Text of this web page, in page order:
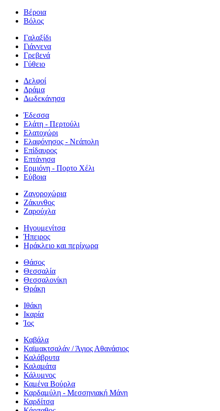
Βέροια
Βόλος
Γαλαξίδι
Γιάννενα
Γρεβενά
Γύθειο
Δελφοί
Δράμα
Δωδεκάνησα
Έδεσσα
Ελάτη - Περτούλι
Ελατοχώρι
Ελαφόνησος - Νεάπολη
Επίδαυρος
Επτάνησα
Ερμιόνη - Πορτο Χέλι
Εύβοια
Ζαγοροχώρια
Ζάκυνθος
Ζαρούχλα
Ηγουμενίτσα
Ήπειρος
Ηράκλειο και περίχωρα
Θάσος
Θεσσαλία
Θεσσαλονίκη
Θράκη
Ιθάκη
Ικαρία
Ίος
Καβάλα
Καϊμακτσαλάν / Άγιος Αθανάσιος
Καλάβρυτα
Καλαμάτα
Κάλυμνος
Καμένα Βούρλα
Καρδαμύλη - Μεσσηνιακή Μάνη
Καρδίτσα